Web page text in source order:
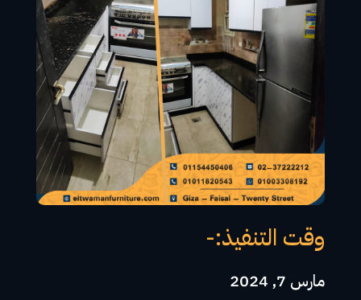
وقت التنفيذ:-
مارس 7, 2024